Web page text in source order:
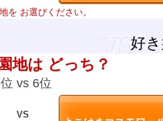
を お選びください。
好
地は どっち？
vs 6位
VS